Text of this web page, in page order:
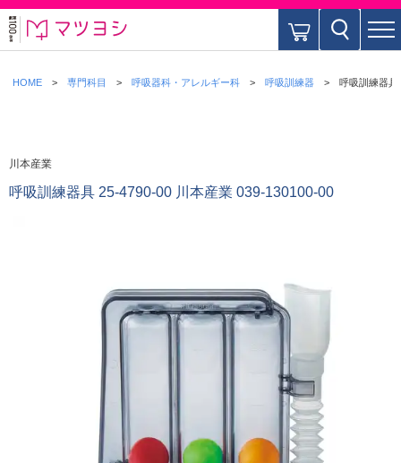
HOME 専門科目 呼吸器科・アレルギー科 呼吸訓練器 呼吸訓練器具
川本産業
呼吸訓練器具 25-4790-00 川本産業 039-130100-00